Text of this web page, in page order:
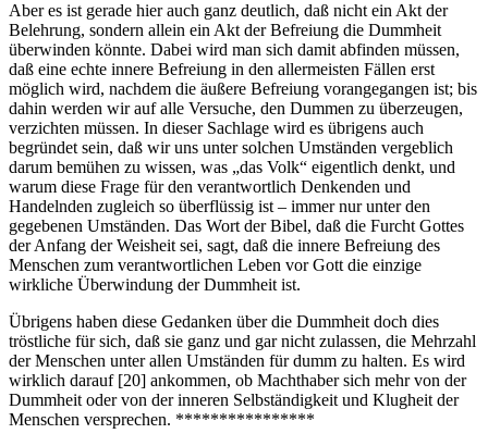
Aber es ist gerade hier auch ganz deutlich, daß nicht ein Akt der
Belehrung, sondern allein ein Akt der Befreiung die Dummheit
überwinden könnte. Dabei wird man sich damit abfinden müssen,
daß eine echte innere Befreiung in den allermeisten Fällen erst
möglich wird, nachdem die äußere Befreiung vorangegangen ist; bis
dahin werden wir auf alle Versuche, den Dummen zu überzeugen,
verzichten müssen. In dieser Sachlage wird es übrigens auch
begründet sein, daß wir uns unter solchen Umständen vergeblich
darum bemühen zu wissen, was „das Volk“ eigentlich denkt, und
warum diese Frage für den verantwortlich Denkenden und
Handelnden zugleich so überflüssig ist – immer nur unter den
gegebenen Umständen. Das Wort der Bibel, daß die Furcht Gottes
der Anfang der Weisheit sei, sagt, daß die innere Befreiung des
Menschen zum verantwortlichen Leben vor Gott die einzige
wirkliche Überwindung der Dummheit ist.
Übrigens haben diese Gedanken über die Dummheit doch dies
tröstliche für sich, daß sie ganz und gar nicht zulassen, die Mehrzahl
der Menschen unter allen Umständen für dumm zu halten. Es wird
wirklich darauf [20] ankommen, ob Machthaber sich mehr von der
Dummheit oder von der inneren Selbständigkeit und Klugheit der
Menschen versprechen. ****************